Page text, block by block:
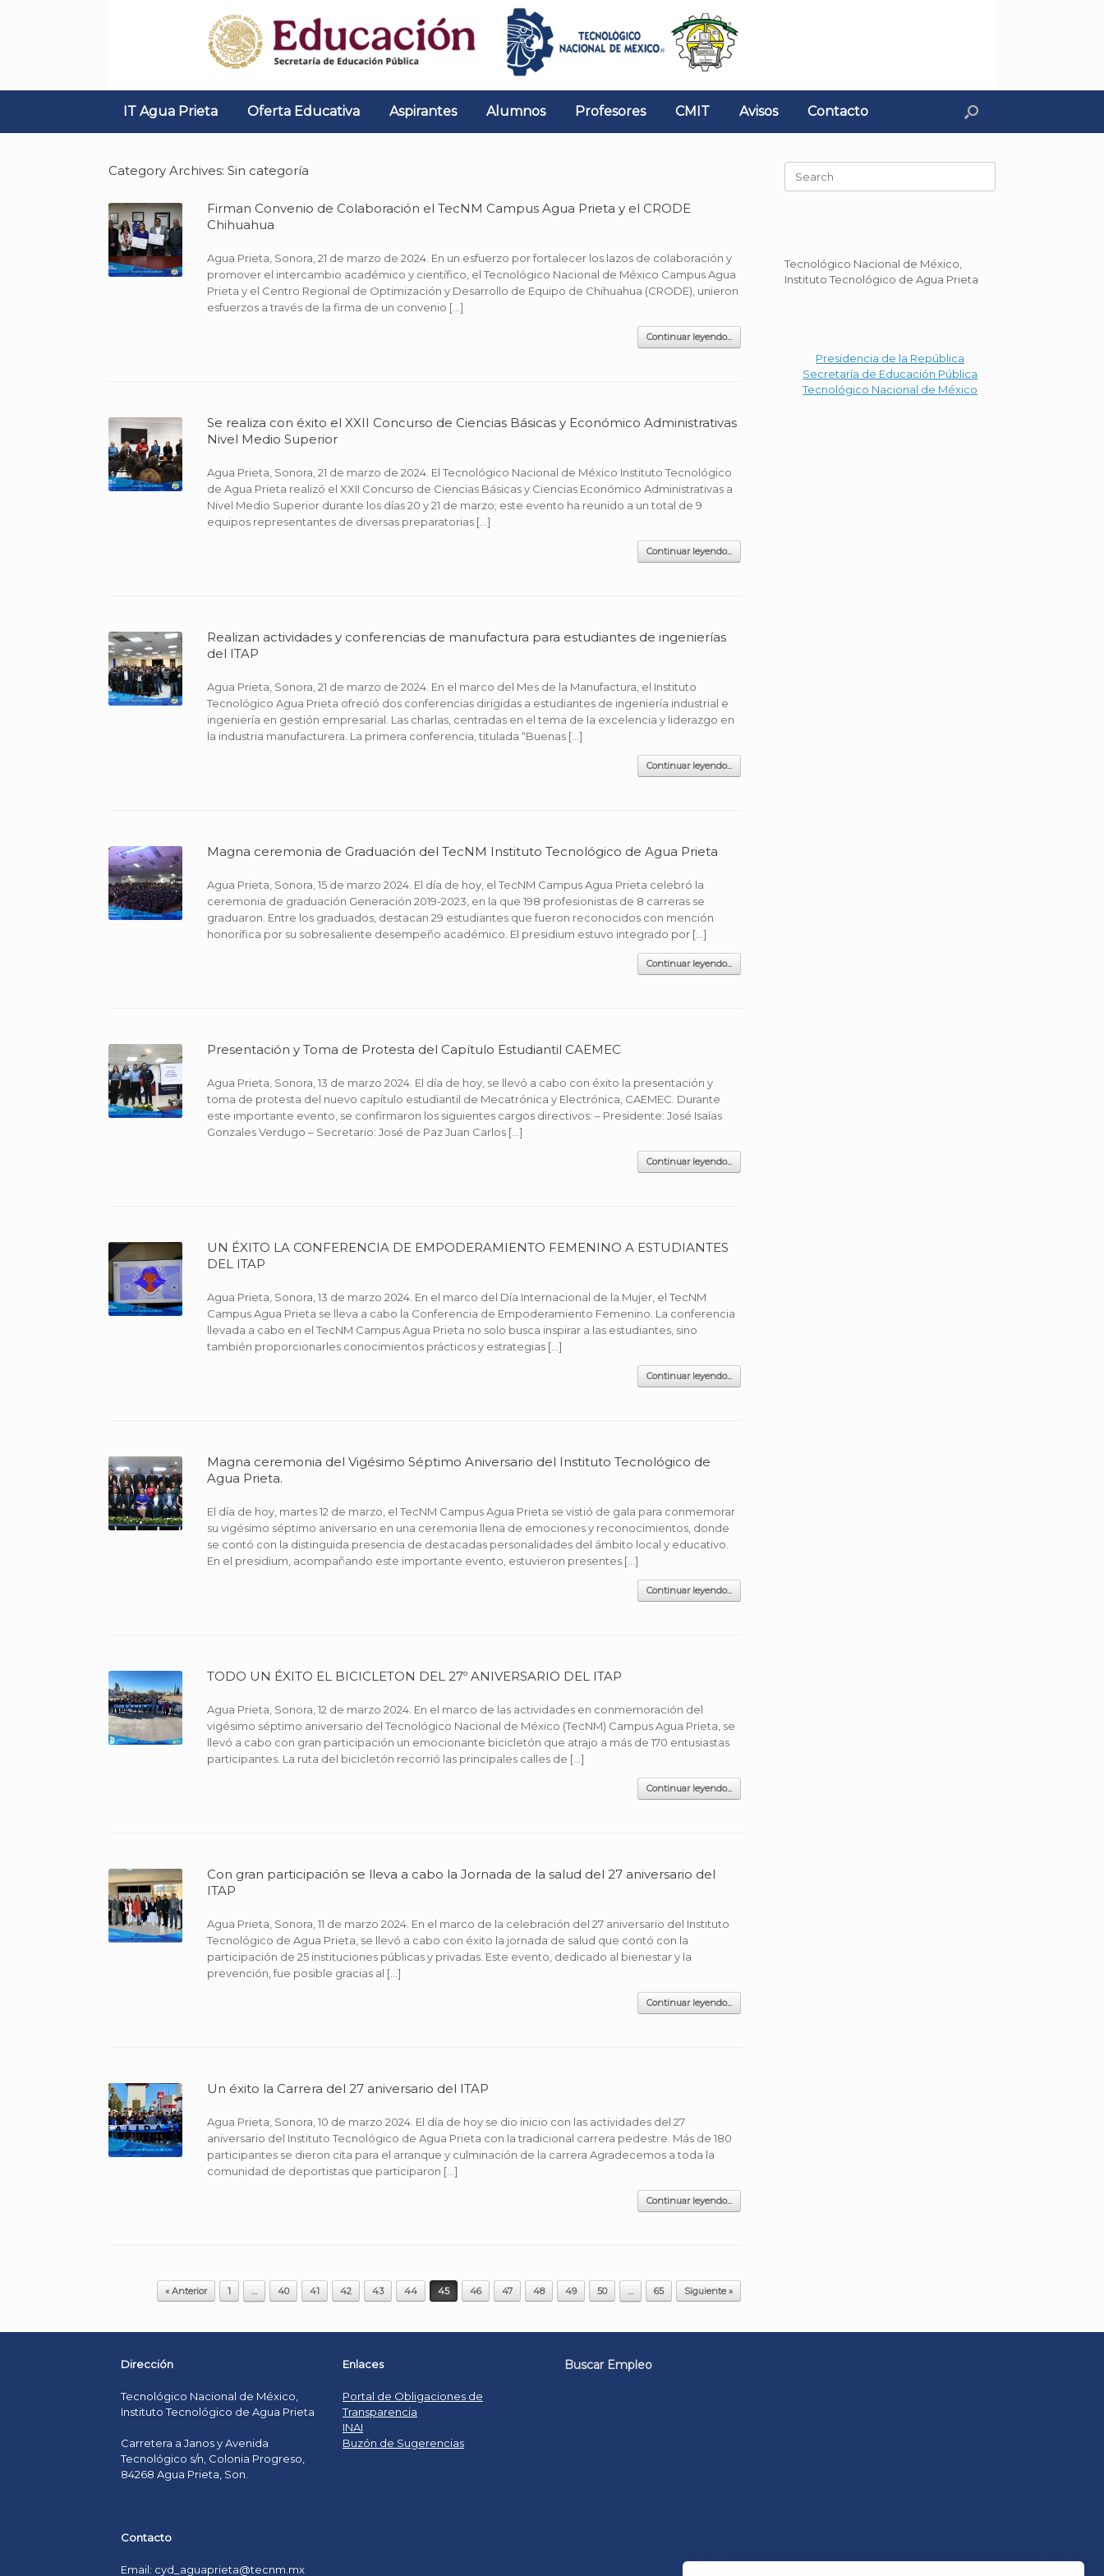
IT Agua Prieta Oferta Educativa Aspirantes Alumnos Profesores CMIT Avisos Contacto
Category Archives: Sin categoría
Firman Convenio de Colaboración el TecNM Campus Agua Prieta y el CRODE
Chihuahua
Agua Prieta, Sonora, 21 de marzo de 2024. En un esfuerzo por fortalecer los lazos de colaboración y
promover el intercambio académico y científico, el Tecnológico Nacional de México Campus Agua
Prieta y el Centro Regional de Optimización y Desarrollo de Equipo de Chihuahua (CRODE), unieron
esfuerzos a través de la firma de un convenio […]
Continuar leyendo...
Se realiza con éxito el XXII Concurso de Ciencias Básicas y Económico Administrativas
Nivel Medio Superior
Agua Prieta, Sonora, 21 de marzo de 2024. El Tecnológico Nacional de México Instituto Tecnológico
de Agua Prieta realizó el XXII Concurso de Ciencias Básicas y Ciencias Económico Administrativas a
Nivel Medio Superior durante los días 20 y 21 de marzo; este evento ha reunido a un total de 9
equipos representantes de diversas preparatorias […]
Continuar leyendo...
Realizan actividades y conferencias de manufactura para estudiantes de ingenierías
del ITAP
Agua Prieta, Sonora, 21 de marzo de 2024. En el marco del Mes de la Manufactura, el Instituto
Tecnológico Agua Prieta ofreció dos conferencias dirigidas a estudiantes de ingeniería industrial e
ingeniería en gestión empresarial. Las charlas, centradas en el tema de la excelencia y liderazgo en
la industria manufacturera. La primera conferencia, titulada “Buenas […]
Continuar leyendo...
Magna ceremonia de Graduación del TecNM Instituto Tecnológico de Agua Prieta
Agua Prieta, Sonora, 15 de marzo 2024. El día de hoy, el TecNM Campus Agua Prieta celebró la
ceremonia de graduación Generación 2019-2023, en la que 198 profesionistas de 8 carreras se
graduaron. Entre los graduados, destacan 29 estudiantes que fueron reconocidos con mención
honorífica por su sobresaliente desempeño académico. El presidium estuvo integrado por […]
Continuar leyendo...
Presentación y Toma de Protesta del Capítulo Estudiantil CAEMEC
Agua Prieta, Sonora, 13 de marzo 2024. El día de hoy, se llevó a cabo con éxito la presentación y
toma de protesta del nuevo capítulo estudiantil de Mecatrónica y Electrónica, CAEMEC. Durante
este importante evento, se confirmaron los siguientes cargos directivos: – Presidente: José Isaías
Gonzales Verdugo – Secretario: José de Paz Juan Carlos […]
Continuar leyendo...
UN ÉXITO LA CONFERENCIA DE EMPODERAMIENTO FEMENINO A ESTUDIANTES
DEL ITAP
Agua Prieta, Sonora, 13 de marzo 2024. En el marco del Día Internacional de la Mujer, el TecNM
Campus Agua Prieta se lleva a cabo la Conferencia de Empoderamiento Femenino. La conferencia
llevada a cabo en el TecNM Campus Agua Prieta no solo busca inspirar a las estudiantes, sino
también proporcionarles conocimientos prácticos y estrategias […]
Continuar leyendo...
Magna ceremonia del Vigésimo Séptimo Aniversario del Instituto Tecnológico de
Agua Prieta.
El día de hoy, martes 12 de marzo, el TecNM Campus Agua Prieta se vistió de gala para conmemorar
su vigésimo séptimo aniversario en una ceremonia llena de emociones y reconocimientos, donde
se contó con la distinguida presencia de destacadas personalidades del ámbito local y educativo.
En el presidium, acompañando este importante evento, estuvieron presentes […]
Continuar leyendo...
TODO UN ÉXITO EL BICICLETON DEL 27º ANIVERSARIO DEL ITAP
Agua Prieta, Sonora, 12 de marzo 2024. En el marco de las actividades en conmemoración del
vigésimo séptimo aniversario del Tecnológico Nacional de México (TecNM) Campus Agua Prieta, se
llevó a cabo con gran participación un emocionante bicicletón que atrajo a más de 170 entusiastas
participantes. La ruta del bicicletón recorrió las principales calles de […]
Continuar leyendo...
Con gran participación se lleva a cabo la Jornada de la salud del 27 aniversario del
ITAP
Agua Prieta, Sonora, 11 de marzo 2024. En el marco de la celebración del 27 aniversario del Instituto
Tecnológico de Agua Prieta, se llevó a cabo con éxito la jornada de salud que contó con la
participación de 25 instituciones públicas y privadas. Este evento, dedicado al bienestar y la
prevención, fue posible gracias al […]
Continuar leyendo...
Un éxito la Carrera del 27 aniversario del ITAP
Agua Prieta, Sonora, 10 de marzo 2024. El día de hoy se dio inicio con las actividades del 27
aniversario del Instituto Tecnológico de Agua Prieta con la tradicional carrera pedestre. Más de 180
participantes se dieron cita para el arranque y culminación de la carrera Agradecemos a toda la
comunidad de deportistas que participaron […]
Continuar leyendo...
Post navigation
« Anterior 1 … 40 41 42 43 44 45 46 47 48 49 50 … 65 Siguiente »
for:
Tecnológico Nacional de México,
Instituto Tecnológico de Agua Prieta
Presidencia de la República
Secretaría de Educación Pública
Tecnológico Nacional de México
Dirección
Tecnológico Nacional de México,
Instituto Tecnológico de Agua Prieta
Carretera a Janos y Avenida
Tecnológico s/n, Colonia Progreso,
84268 Agua Prieta, Son.
Contacto
Email: cyd_aguaprieta@tecnm.mx
Enlaces
Portal de Obligaciones de
Transparencia
INAI
Buzón de Sugerencias
Buscar Empleo